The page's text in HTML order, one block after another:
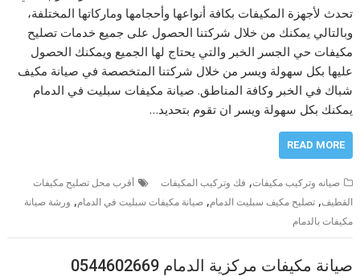
تحدث لأجهزة المكيفات بكافة أنواعها وأحجامها وماركاتها المختلفة،
وبالتالي يمكنك من خلال شركتنا الحصول على جميع خدمات تصليح
مكيفات حي الجسر الخبر والتي يحتاج لها الجميع ويمكنك الحصول
عليها بكل سهولة ويسر من خلال شركتنا المتخصصة في صيانة مكيف
شباك في الخبر وكافة المناطق. صيانة مكيفات سبليت في الدمام
يمكنك بكل سهولة ويسر ان تقوم بتحديد…
READ MORE
صيانه وتركيب مكيفات, فك وتركيب المكيفات
أقرب محل تصليح مكيفات
القطيف,تصليح مكيف سبليت الدمام,صيانة مكيفات سبليت في الدمام, ورشة صيانة
مكيفات بالدمام
صيانة مكيفات مركزية الدمام 0544602669